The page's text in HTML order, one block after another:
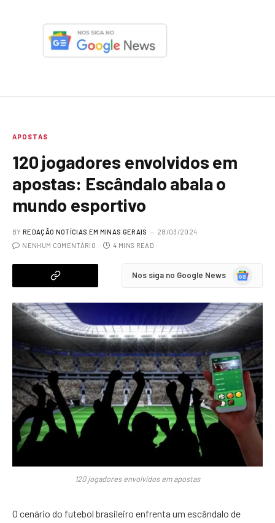
APOSTAS
120 jogadores envolvidos em
apostas: Escândalo abala o
mundo esportivo
BY REDAÇÃO NOTÍCIAS EM MINAS GERAIS
28/03/2024
NENHUM COMENTÁRIO
4 MINS READ
Nos siga no Google News
Google
120 jogadores envolvidos em apostas
O cenário do futebol brasileiro enfrenta um escândalo de